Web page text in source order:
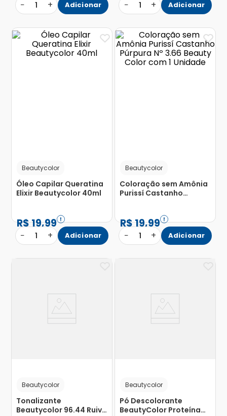
− 1 + Adicionar − 1 + Adicionar
Beautycolor
Óleo Capilar Queratina
Elixir Beautycolor 40ml
R$19,99
− 1 + Adicionar
Beautycolor
Coloração sem Amônia
Purissí Castanho
R$19,99
− 1 + Adicionar
Beautycolor
Tonalizante
Beautycolor 96.44 Ruivo
Beautycolor
Pó Descolorante
BeautyColor Proteína